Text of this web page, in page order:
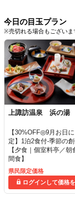
今日の目玉プラン
※売切れる場合もございま
上諏訪温泉 浜の湯
【30%OFF◎9月お日
定】1泊2食付-季節の
【夕食｜個室料亭／朝
間食】
県民限定価格
ログインして価格